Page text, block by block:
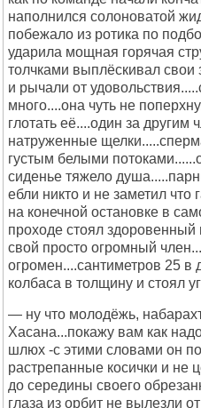
наполнился солоноватой
побежало из ротика по
ударила мощная горячая
толчками выплёскивал свои
и рычали от
много....она чуть не
глотать её....один за
натруженные
густым белыми
сиденье тяжело
ебли никто и не заметил что
на конечной остановке в
проходе стоял
свой просто огромный
огромен....сантиметров 25 в
колбаса в толщину и стоял
— ну что молодёжь,
Хасана...покажу вам как
шлюх -с этими словами он
растрепанные косички и не
до середины своего
глаза из орбит не вылезли